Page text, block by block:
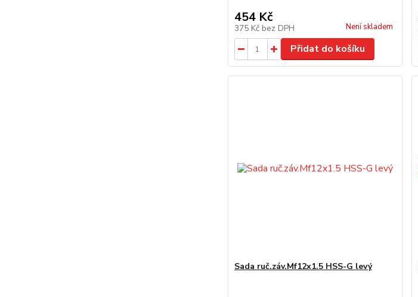
454 Kč
375 Kč bez DPH Není skladem
Přidat do košíku
Sada ruč.záv.Mf12x1.5 HSS-G levý